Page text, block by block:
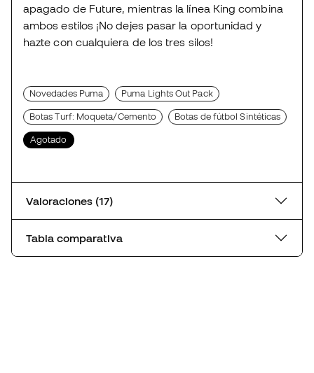
apagado de Future, mientras la línea King combina
ambos estilos ¡No dejes pasar la oportunidad y
hazte con cualquiera de los tres silos!
Novedades Puma Puma Lights Out Pack
Botas Turf: Moqueta/Cemento Botas de fútbol Sintéticas
Agotado
Valoraciones (17)
Tabla comparativa